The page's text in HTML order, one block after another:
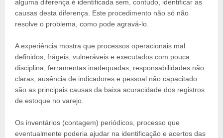
alguma diferença é identificada sem, contudo, identificar as
causas desta diferença. Este procedimento não só não
resolve o problema, como pode agravá-lo.
A experiência mostra que processos operacionais mal
definidos, frágeis, vulneráveis e executados com pouca
disciplina, ferramentas inadequadas, responsabilidades não
claras, ausência de indicadores e pessoal não capacitado
são as principais causas da baixa acuracidade dos registros
de estoque no varejo.
Os inventários (contagem) periódicos, processo que
eventualmente poderia ajudar na identificação e acertos das